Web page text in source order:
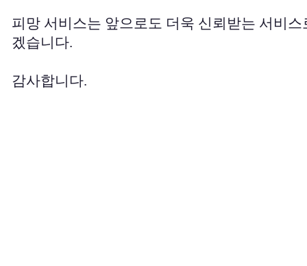
피망 서비스는 앞으로도 더욱 신뢰받는 서비
겠습니다.
감사합니다.